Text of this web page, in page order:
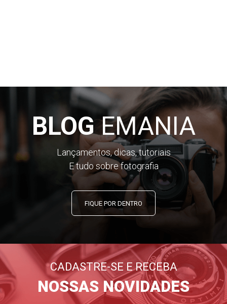
BLOGEMANIA
Lançamentos, dicas, tutoriais
E tudo sobre fotografia
FIQUE POR DENTRO
CADASTRE-SE E RECEBA
NOSSAS NOVIDADES